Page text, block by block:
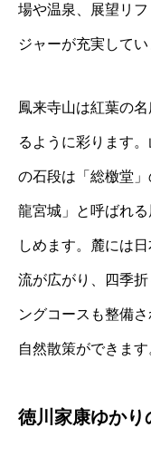
場や温泉、展望リ
ジャーが充実してい
鳳来寺山は紅葉の
るように彩ります
の石段は「総檄堂
龍宮城」と呼ばれ
しめます。麓には
流が広がり、四季
ングコースも整備
自然散策ができます
徳川家康ゆかり